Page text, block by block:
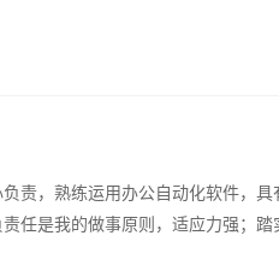
责，熟练运用办公自动化软件，
任是我的做事原则，适应力强；